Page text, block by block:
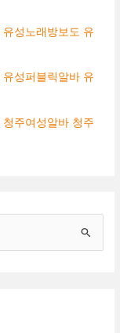
성노래방보도 유
성퍼블릭알바 유
주여성알바 청주